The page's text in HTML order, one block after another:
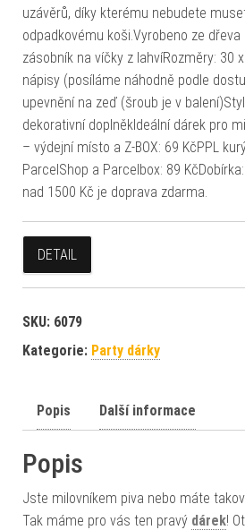
uzávěrů, díky kterému nebudete
odpadkovému koši.Vyrobeno ze dřeva
zásobník na víčky z lahvíRozměry: 30
nápisy (posíláme náhodně podle
upevnění na zeď (šroub je v
dekorativní doplněkIdeální dárek pro
– výdejní místo a Z-BOX: 69 KčPPL
ParcelShop a Parcelbox: 89
nad 1500 Kč je doprava zdarma.
DETAIL
SKU: 6079
Kategorie: Party dárky
Popis Další informace
Popis
Jste milovníkem piva nebo máte
Tak máme pro vás ten pravý dárek!